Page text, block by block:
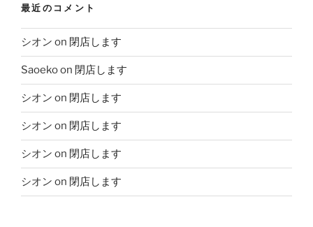
最近のコメント
シオン on 閉店します
Saoekoon 閉店します
シオン on 閉店します
シオン on 閉店します
シオン on 閉店します
シオン on 閉店します